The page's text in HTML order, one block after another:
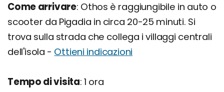
Come arrivare: Othos è raggiungibile in auto o
scooter da Pigadia in circa 20-25 minuti. Si
trova sulla strada che collega i villaggi centrali
dell'isola - Ottieni indicazioni
Tempo di visita: 1 ora